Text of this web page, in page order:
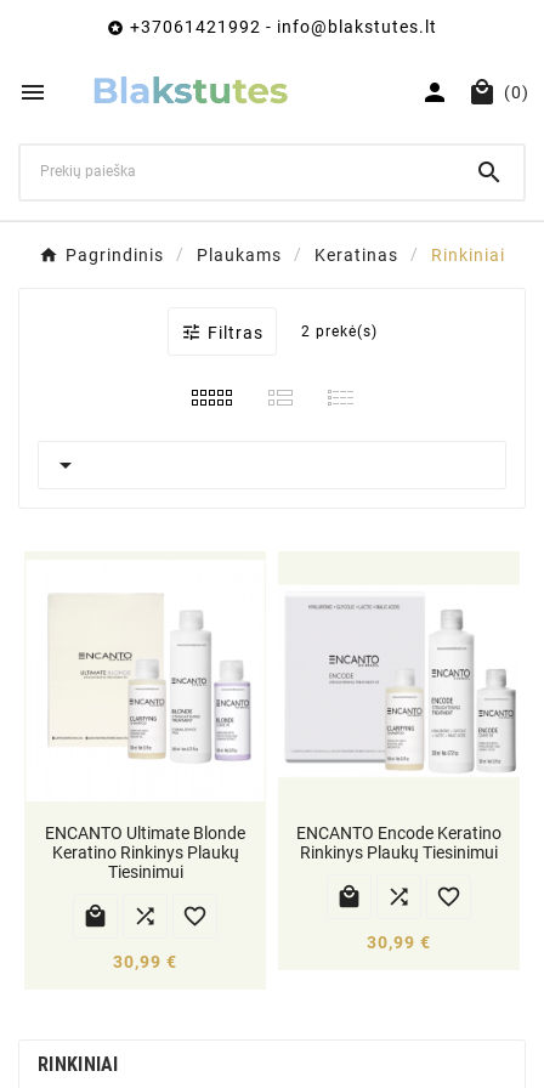
 +37061421992 - info@blakstutes.lt
   (0)

Pagrindinis Plaukams Keratinas Rinkiniai
 Filtras 2 prekė(s)

ENCANTO Ultimate Blonde
Keratino Rinkinys Plaukų
Tiesinimui
  
30,99 €
ENCANTO Encode Keratino
Rinkinys Plaukų Tiesinimui
  
30,99 €
RINKINIAI